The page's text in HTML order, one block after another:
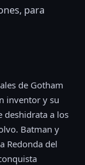
para
de Gotham
inventor y su
deshidrata a los
Batman y
Redonda del